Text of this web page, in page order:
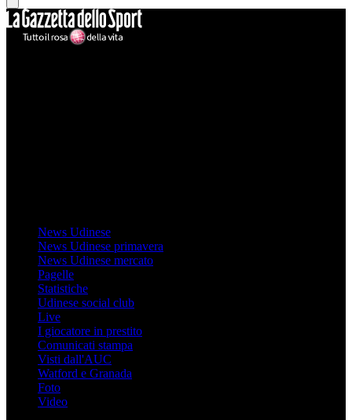
News Udinese
News Udinese primavera
News Udinese mercato
Pagelle
Statistiche
Udinese social club
Live
I giocatore in prestito
Comunicati stampa
Visti dall'AUC
Watford e Granada
Foto
Video